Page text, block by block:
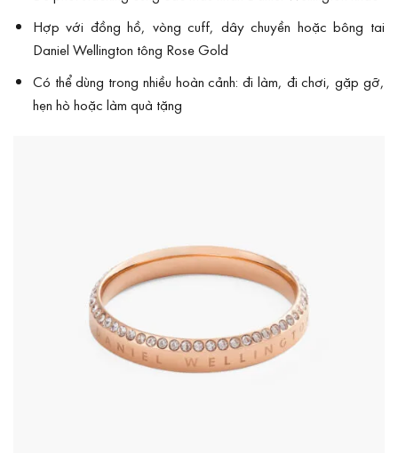
Hợp với đồng hồ, vòng cuff, dây chuyền hoặc bông tai
Daniel Wellington tông Rose Gold
Có thể dùng trong nhiều hoàn cảnh: đi làm, đi chơi, gặp gỡ,
hẹn hò hoặc làm quà tặng